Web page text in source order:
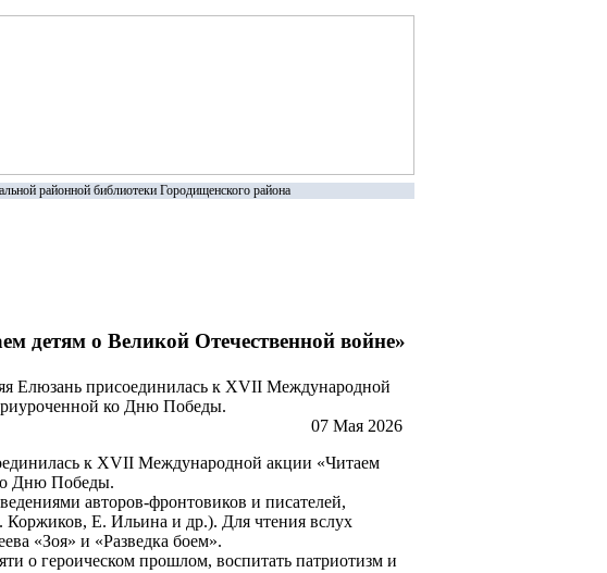
районной библиотеки Городищенского района
детям о Великой Отечественной войне»
Елюзань присоединилась к XVII Международной
ко Дню Победы.
07 Мая 2026
к XVII Международной акции «Читаем
Дню Победы.
авторов-фронтовиков и писателей,
Е. Ильина и др.). Для чтения вслух
«Зоя» и «Разведка боем».
о героическом прошлом, воспитать патриотизм и